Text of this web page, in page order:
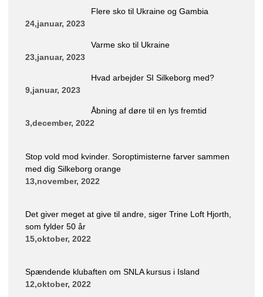
Flere sko til Ukraine og Gambia
24,januar, 2023
Varme sko til Ukraine
23,januar, 2023
Hvad arbejder SI Silkeborg med?
9,januar, 2023
Åbning af døre til en lys fremtid
3,december, 2022
Stop vold mod kvinder. Soroptimisterne farver sammen
med dig Silkeborg orange
13,november, 2022
Det giver meget at give til andre, siger Trine Loft Hjorth,
som fylder 50 år
15,oktober, 2022
Spændende klubaften om SNLA kursus i Island
12,oktober, 2022